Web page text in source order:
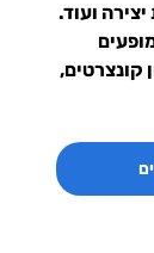
ועוד.
קונצרטים,